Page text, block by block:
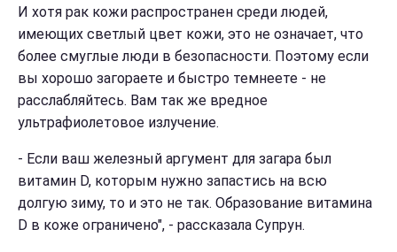
И хотя рак кожи распространен среди людей,
имеющих светлый цвет кожи, это не означает, что
более смуглые люди в безопасности. Поэтому если
вы хорошо загораете и быстро темнеете - не
расслабляйтесь. Вам так же вредное
ультрафиолетовое излучение.
- Если ваш железный аргумент для загара был
витамин D, которым нужно запастись на всю
долгую зиму, то и это не так. Образование витамина
D в коже ограничено", - рассказала Супрун.